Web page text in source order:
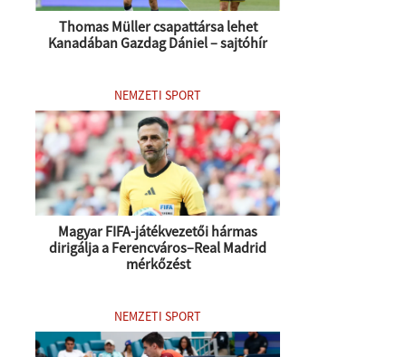
Thomas Müller csapattársa lehet
Kanadában Gazdag Dániel – sajtóhír
NEMZETI SPORT
Magyar FIFA-játékvezetői hármas
dirigálja a Ferencváros–Real Madrid
mérkőzést
NEMZETI SPORT